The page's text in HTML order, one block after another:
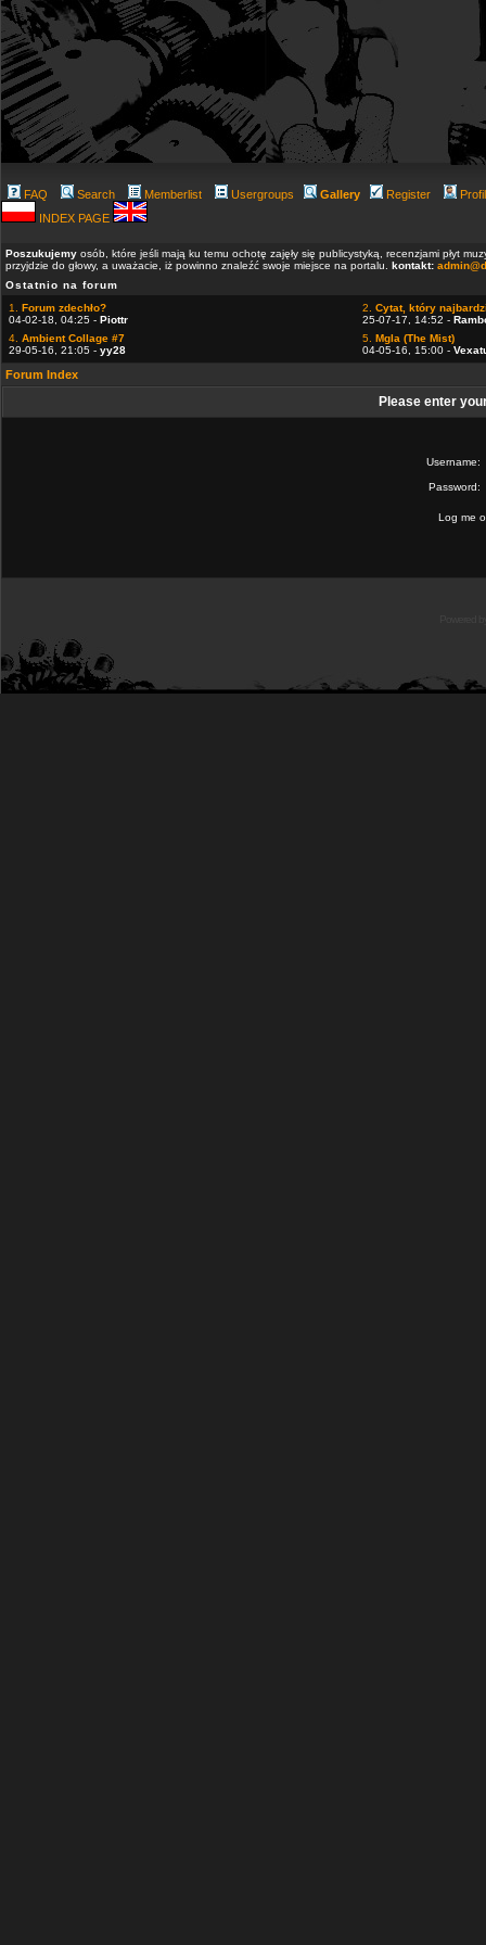
FAQ Search Memberlist Usergroups Gallery Register
INDEX PAGE
Poszukujemy osób, które jeśli mają ku temu ochotę zajęły się publicystyką, recenzjami płyt
przyjdzie do głowy, a uważacie, iż powinno znaleźć swoje miejsce na portalu. kontakt:
Ostatnio na forum
1. Forum zdechło?
04-02-18, 04:25 - Piottr
2. Cytat, który
25-07-17, 14:52 -
4. Ambient Collage #7
29-05-16, 21:05 - yy28
5. Mgla (The Mist)
04-05-16, 15:00 -
Forum Index
Please enter
Username:
Password:
Log me